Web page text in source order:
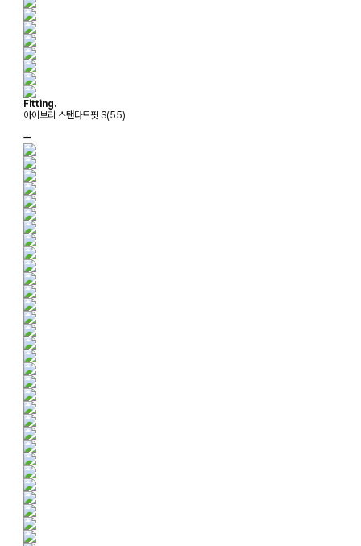
Fitting.
아이보리 스탠다드핏 S(55)
ㅡ